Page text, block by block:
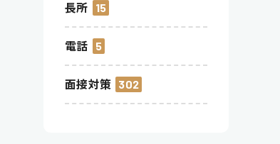
長所 15
電話 5
面接対策 302